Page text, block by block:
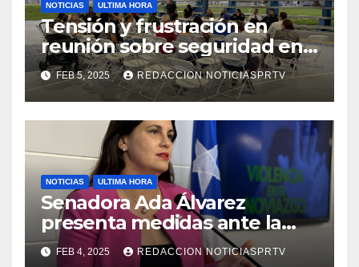
NOTICIAS ULTIMA HORA
Tensión y frustración en
reunión sobre seguridad en
Reparto Metropolitano
FEB 5, 2025 REDACCION NOTICIASPRTV
NOTICIAS ULTIMA HORA
Senadora Ada Álvarez
presenta medidas ante la
violencia en el noviazgo
FEB 4, 2025 REDACCION NOTICIASPRTV